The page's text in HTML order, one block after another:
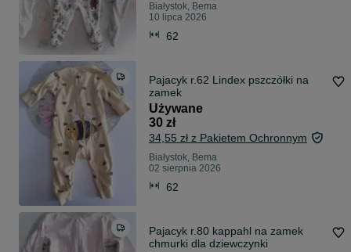
Białystok, Bema
10 lipca 2026
62
Pajacyk r.62 Lindex pszczółki na
zamek
Używane
30 zł
34,55 zł z Pakietem Ochronnym
Białystok, Bema
02 sierpnia 2026
62
Pajacyk r.80 kappahl na zamek
chmurki dla dziewczynki